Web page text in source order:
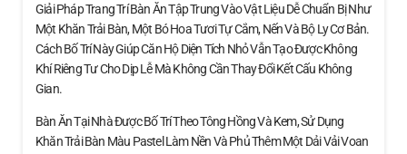
Giải Pháp Trang Trí Bàn Ăn Tập Trung Vào Vật Liệu Dễ Chuẩn Bị Như
Một Khăn Trải Bàn, Một Bó Hoa Tươi Tự Cắm, Nến Và Bộ Ly Cơ Bản.
Cách Bố Trí Này Giúp Căn Hộ Diện Tích Nhỏ Vẫn Tạo Được Không
Khí Riêng Tư Cho Dịp Lễ Mà Không Cần Thay Đổi Kết Cấu Không
Gian.
Bàn Ăn Tại Nhà Được Bố Trí Theo Tông Hồng Và Kem, Sử Dụng
Khăn Trải Bàn Màu Pastel Làm Nền Và Phủ Thêm Một Dải Vải Voan